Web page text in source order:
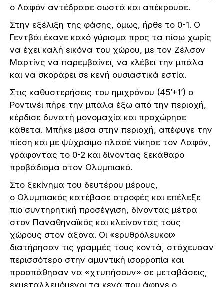
ο Λαφόν αντέδρασε σωστά και απέκρουσε.
Στην εξέλιξη της φάσης, όμως, ήρθε το 0-1. Ο
Γεντβάι έκανε κακό γύρισμα προς τα πίσω χωρίς
να έχει καλή εικόνα του χώρου, με τον Ζέλσον
Μαρτίνς να παρεμβαίνει, να κλέβει την μπάλα
και να σκοράρει σε κενή ουσιαστικά εστία.
Στις καθυστερήσεις του ημιχρόνου (45’+1’) ο
Ροντινέι πήρε την μπάλα έξω από την περιοχή,
κέρδισε δυνατή μονομαχία και προχώρησε
κάθετα. Μπήκε μέσα στην περιοχή, απέφυγε την
πίεση και με ψύχραιμο πλασέ νίκησε τον Λαφόν,
γράφοντας το 0-2 και δίνοντας ξεκάθαρο
προβάδισμα στον Ολυμπιακό.
Στο ξεκίνημα του δευτέρου μέρους,
ο Ολυμπιακός κατέβασε στροφές και επέλεξε
πιο συντηρητική προσέγγιση, δίνοντας μέτρα
στον Παναθηναϊκός και κλείνοντας τους
χώρους στον άξονα. Οι «ερυθρόλευκοι»
διατήρησαν τις γραμμές τους κοντά, στόχευσαν
περισσότερο στην αμυντική ισορροπία και
προσπάθησαν να «χτυπήσουν» σε μεταβάσεις,
εκμεταλλευόμενοι τα κενά που άφηνε ο